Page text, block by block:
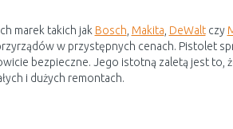
marek takich jak Bosch Makita DeWaltczy
w przystępnych cenach. Pistolet
bezpieczne. Jego istotną zaletą jest to,
i dużych remontach.